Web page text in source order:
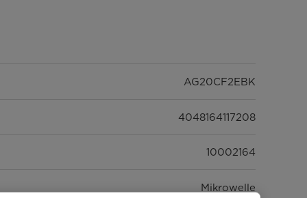
AG20CF2EBK
4048164117208
10002164
Mikrowelle